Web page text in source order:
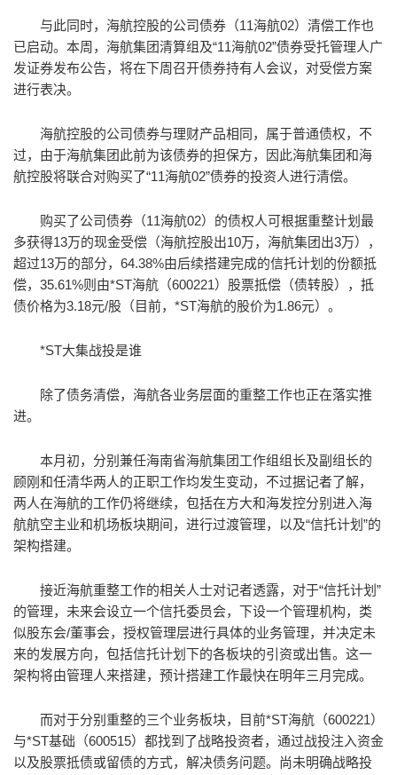
与此同时，海航控股的公司债券（11海航02）清偿工作也
已启动。本周，海航集团清算组及“11海航02”债券受托管理人广
发证券发布公告，将在下周召开债券持有人会议，对受偿方案
进行表决。
海航控股的公司债券与理财产品相同，属于普通债权，不
过，由于海航集团此前为该债券的担保方，因此海航集团和海
航控股将联合对购买了“11海航02”债券的投资人进行清偿。
购买了公司债券（11海航02）的债权人可根据重整计划最
多获得13万的现金受偿（海航控股出10万，海航集团出3万），
超过13万的部分，64.38%由后续搭建完成的信托计划的份额抵
偿，35.61%则由*ST海航（600221）股票抵偿（债转股），抵
债价格为3.18元/股（目前，*ST海航的股价为1.86元）。
*ST大集战投是谁
除了债务清偿，海航各业务层面的重整工作也正在落实推
进。
本月初，分别兼任海南省海航集团工作组组长及副组长的
顾刚和任清华两人的正职工作均发生变动，不过据记者了解，
两人在海航的工作仍将继续，包括在方大和海发控分别进入海
航航空主业和机场板块期间，进行过渡管理，以及“信托计划”的
架构搭建。
接近海航重整工作的相关人士对记者透露，对于“信托计划”
的管理，未来会设立一个信托委员会，下设一个管理机构，类
似股东会/董事会，授权管理层进行具体的业务管理，并决定未
来的发展方向，包括信托计划下的各板块的引资或出售。这一
架构将由管理人来搭建，预计搭建工作最快在明年三月完成。
而对于分别重整的三个业务板块，目前*ST海航（600221）
与*ST基础（600515）都找到了战略投资者，通过战投注入资金
以及股票抵债或留债的方式，解决债务问题。尚未明确战略投